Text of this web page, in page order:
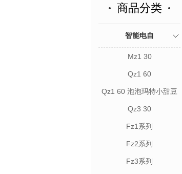
商品分类
智能电自
Mz1 30
Qz1 60
Qz1 60 泡泡玛特小甜豆
Qz3 30
Fz1系列
Fz2系列
Fz3系列